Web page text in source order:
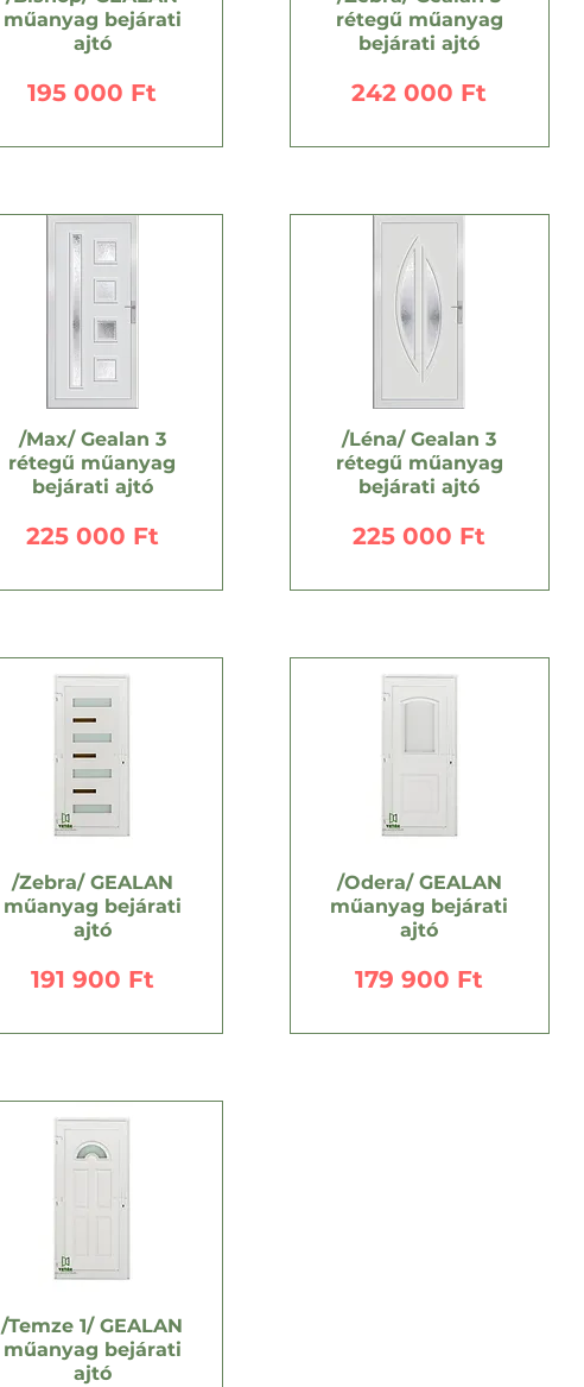
műanyag bejárati
ajtó
Ár
195 000 Ft
rétegű műanyag
bejárati ajtó
Ár
242 000 Ft
/Max/ Gealan 3
rétegű műanyag
bejárati ajtó
Ár
225 000 Ft
/Léna/ Gealan 3
rétegű műanyag
bejárati ajtó
Ár
225 000 Ft
/Zebra/ GEALAN
műanyag bejárati
ajtó
Ár
191 900 Ft
/Odera/ GEALAN
műanyag bejárati
ajtó
Ár
179 900 Ft
/Temze 1/ GEALAN
műanyag bejárati
ajtó